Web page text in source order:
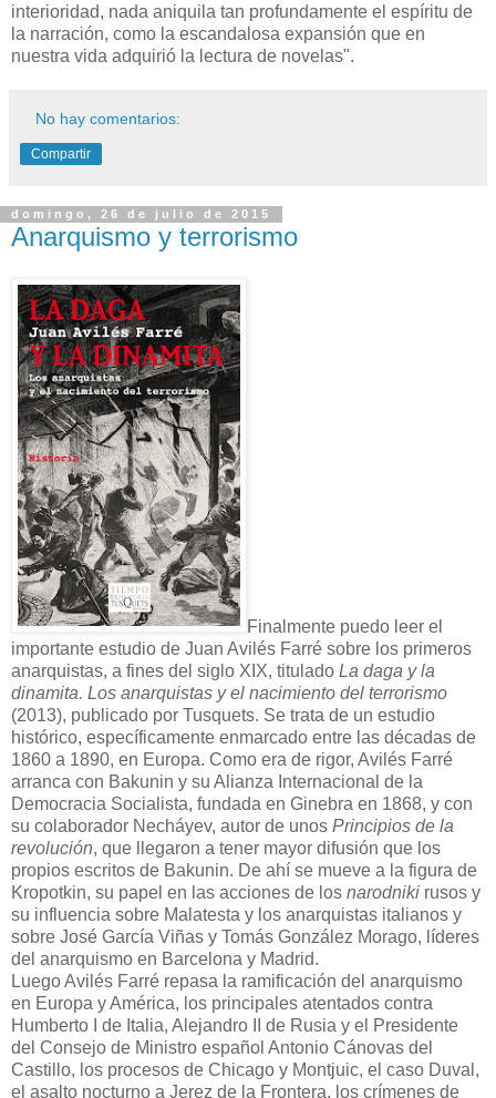
interioridad, nada aniquila tan profundamente el espíritu de
la narración, como la escandalosa expansión que en
nuestra vida adquirió la lectura de novelas".
No hay comentarios:
Compartir
domingo, 26 de julio de 2015
Anarquismo y terrorismo
Finalmente puedo leer el
importante estudio de Juan Avilés Farré sobre los primeros
anarquistas, a fines del siglo XIX, titulado La daga y la
dinamita. Los anarquistas y el nacimiento del terrorismo
(2013), publicado por Tusquets. Se trata de un estudio
histórico, específicamente enmarcado entre las décadas de
1860 a 1890, en Europa. Como era de rigor, Avilés Farré
arranca con Bakunin y su Alianza Internacional de la
Democracia Socialista, fundada en Ginebra en 1868, y con
su colaborador Necháyev, autor de unos Principios de la
revolución, que llegaron a tener mayor difusión que los
propios escritos de Bakunin. De ahí se mueve a la figura de
Kropotkin, su papel en las acciones de los narodniki rusos y
su influencia sobre Malatesta y los anarquistas italianos y
sobre José García Viñas y Tomás González Morago, líderes
del anarquismo en Barcelona y Madrid.
Luego Avilés Farré repasa la ramificación del anarquismo
en Europa y América, los principales atentados contra
Humberto I de Italia, Alejandro II de Rusia y el Presidente
del Consejo de Ministro español Antonio Cánovas del
Castillo, los procesos de Chicago y Montjuic, el caso Duval,
el asalto nocturno a Jerez de la Frontera, los crímenes de